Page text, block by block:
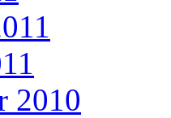
2010